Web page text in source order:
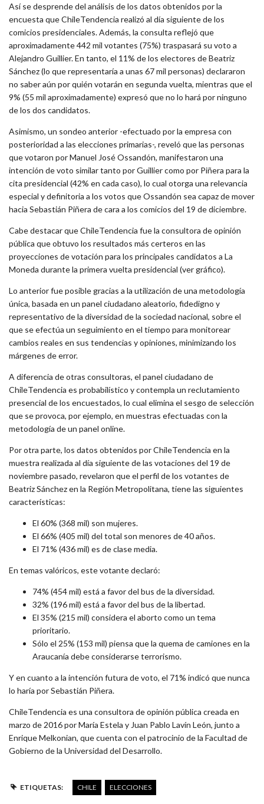
Así se desprende del análisis de los datos obtenidos por la
encuesta que ChileTendencia realizó al día siguiente de los
comicios presidenciales. Además, la consulta reflejó que
aproximadamente 442 mil votantes (75%) traspasará su voto a
Alejandro Guillier. En tanto, el 11% de los electores de Beatriz
Sánchez (lo que representaría a unas 67 mil personas) declararon
no saber aún por quién votarán en segunda vuelta, mientras que el
9% (55 mil aproximadamente) expresó que no lo hará por ninguno
de los dos candidatos.
Asimismo, un sondeo anterior -efectuado por la empresa con
posterioridad a las elecciones primarias-, reveló que las personas
que votaron por Manuel José Ossandón, manifestaron una
intención de voto similar tanto por Guillier como por Piñera para la
cita presidencial (42% en cada caso), lo cual otorga una relevancia
especial y definitoria a los votos que Ossandón sea capaz de mover
hacia Sebastián Piñera de cara a los comicios del 19 de diciembre.
Cabe destacar que ChileTendencia fue la consultora de opinión
pública que obtuvo los resultados más certeros en las
proyecciones de votación para los principales candidatos a La
Moneda durante la primera vuelta presidencial (ver gráfico).
Lo anterior fue posible gracias a la utilización de una metodología
única, basada en un panel ciudadano aleatorio, fidedigno y
representativo de la diversidad de la sociedad nacional, sobre el
que se efectúa un seguimiento en el tiempo para monitorear
cambios reales en sus tendencias y opiniones, minimizando los
márgenes de error.
A diferencia de otras consultoras, el panel ciudadano de
ChileTendencia es probabilístico y contempla un reclutamiento
presencial de los encuestados, lo cual elimina el sesgo de selección
que se provoca, por ejemplo, en muestras efectuadas con la
metodología de un panel online.
Por otra parte, los datos obtenidos por ChileTendencia en la
muestra realizada al día siguiente de las votaciones del 19 de
noviembre pasado, revelaron que el perfil de los votantes de
Beatriz Sánchez en la Región Metropolitana, tiene las siguientes
características:
El 60% (368 mil) son mujeres.
El 66% (405 mil) del total son menores de 40 años.
El 71% (436 mil) es de clase media.
En temas valóricos, este votante declaró:
74% (454 mil) está a favor del bus de la diversidad.
32% (196 mil) está a favor del bus de la libertad.
El 35% (215 mil) considera el aborto como un tema
prioritario.
Sólo el 25% (153 mil) piensa que la quema de camiones en la
Araucanía debe considerarse terrorismo.
Y en cuanto a la intención futura de voto, el 71% indicó que nunca
lo haría por Sebastián Piñera.
ChileTendencia es una consultora de opinión pública creada en
marzo de 2016 por María Estela y Juan Pablo Lavín León, junto a
Enrique Melkonian, que cuenta con el patrocinio de la Facultad de
Gobierno de la Universidad del Desarrollo.
ETIQUETAS: CHILE ELECCIONES